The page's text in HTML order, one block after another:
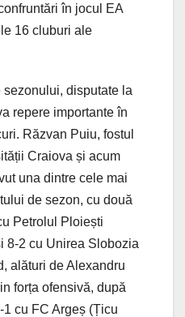
în jocul EA
16 cluburi ale
disputate la
repere importante în
Răzvan Puiu, fostul
Craiova și acum
una dintre cele mai
de sezon, cu două
Petrolul Ploiești
8-2 cu Unirea Slobozia
alături de Alexandru
forța ofensivă, după
cu FC Argeș (Țicu